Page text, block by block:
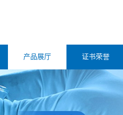
产品展厅 证书荣誉